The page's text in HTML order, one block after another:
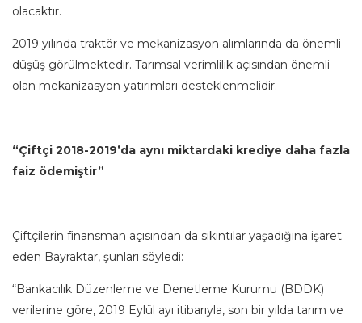
olacaktır.
2019 yılında traktör ve mekanizasyon alımlarında da önemli
düşüş görülmektedir. Tarımsal verimlilik açısından önemli
olan mekanizasyon yatırımları desteklenmelidir.
“Çiftçi 2018-2019’da aynı miktardaki krediye daha fazla
faiz ödemiştir”
Çiftçilerin finansman açısından da sıkıntılar yaşadığına işaret
eden Bayraktar, şunları söyledi:
“Bankacılık Düzenleme ve Denetleme Kurumu (BDDK)
verilerine göre, 2019 Eylül ayı itibarıyla, son bir yılda tarım ve